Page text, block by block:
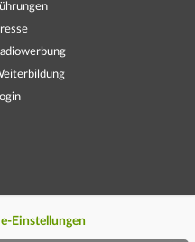
Einstellungen